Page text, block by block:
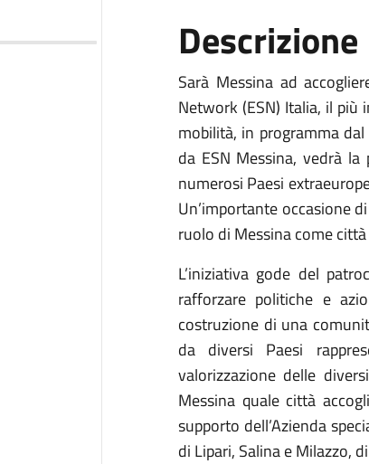
Descrizione
Sarà Messina ad
Network (ESN) Italia, il
mobilità, in programma
da ESN Messina, vedrà
numerosi Paesi
Un’importante occasione
ruolo di Messina come
L’iniziativa gode del
rafforzare politiche e
costruzione di una
da diversi Paesi
valorizzazione delle
Messina quale città
supporto dell’Azienda
di Lipari, Salina e Milazzo,